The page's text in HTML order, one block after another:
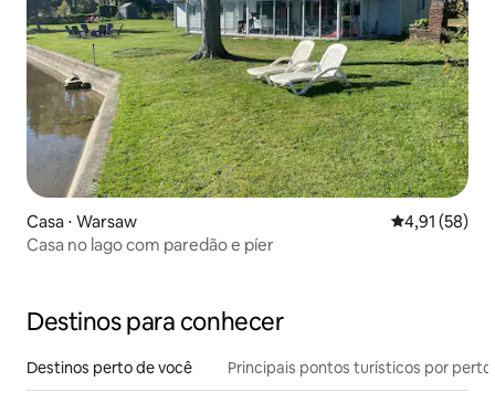
Casa ⋅ Warsaw 4,91 de uma
4,91 (58)
Casa no lago com paredão e píer
Destinos para conhecer
Destinos perto de você Principais pontos turísticos por perto